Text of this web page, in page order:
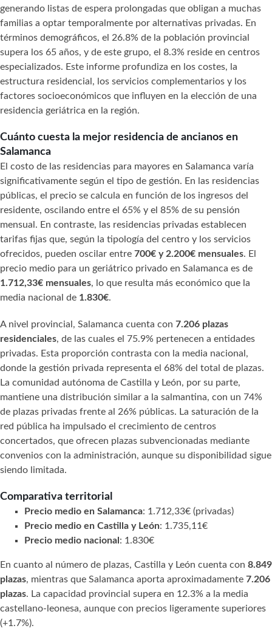
generando listas de espera prolongadas que obligan a muchas
familias a optar temporalmente por alternativas privadas. En
términos demográficos, el 26.8% de la población provincial
supera los 65 años, y de este grupo, el 8.3% reside en centros
especializados. Este informe profundiza en los costes, la
estructura residencial, los servicios complementarios y los
factores socioeconómicos que influyen en la elección de una
residencia geriátrica en la región.
Cuánto cuesta la mejor residencia de ancianos en
Salamanca
El costo de las residencias para mayores en Salamanca varía
significativamente según el tipo de gestión. En las residencias
públicas, el precio se calcula en función de los ingresos del
residente, oscilando entre el 65% y el 85% de su pensión
mensual. En contraste, las residencias privadas establecen
tarifas fijas que, según la tipología del centro y los servicios
ofrecidos, pueden oscilar entre 700€ y 2.200€ mensuales. El
precio medio para un geriátrico privado en Salamanca es de
1.712,33€ mensuales, lo que resulta más económico que la
media nacional de 1.830€.
A nivel provincial, Salamanca cuenta con 7.206 plazas
residenciales, de las cuales el 75.9% pertenecen a entidades
privadas. Esta proporción contrasta con la media nacional,
donde la gestión privada representa el 68% del total de plazas.
La comunidad autónoma de Castilla y León, por su parte,
mantiene una distribución similar a la salmantina, con un 74%
de plazas privadas frente al 26% públicas. La saturación de la
red pública ha impulsado el crecimiento de centros
concertados, que ofrecen plazas subvencionadas mediante
convenios con la administración, aunque su disponibilidad sigue
siendo limitada.
Comparativa territorial
Precio medio en Salamanca: 1.712,33€ (privadas)
Precio medio en Castilla y León: 1.735,11€
Precio medio nacional : 1.830€
En cuanto al número de plazas, Castilla y León cuenta con 8.849
plazas, mientras que Salamanca aporta aproximadamente 7.206
plazas. La capacidad provincial supera en 12.3% a la media
castellano-leonesa, aunque con precios ligeramente superiores
(+1.7%).